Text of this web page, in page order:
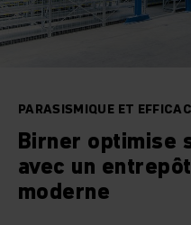
PARASISMIQUE ET
Birner optimise
avec un
moderne